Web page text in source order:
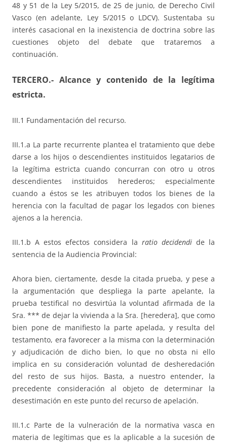
48 y 51 de la Ley 5/2015, de 25 de junio, de Derecho Civil
Vasco (en adelante, Ley 5/2015 o LDCV). Sustentaba su
interés casacional en la inexistencia de doctrina sobre las
cuestiones objeto del debate que trataremos a
continuación.
TERCERO.- Alcance y contenido de la legítima
estricta.
III.1 Fundamentación del recurso.
III.1.a La parte recurrente plantea el tratamiento que debe
darse a los hijos o descendientes instituidos legatarios de
la legítima estricta cuando concurran con otro u otros
descendientes instituidos herederos; especialmente
cuando a éstos se les atribuyen todos los bienes de la
herencia con la facultad de pagar los legados con bienes
ajenos a la herencia.
III.1.b A estos efectos considera la ratio decidendide la
sentencia de la Audiencia Provincial:
Ahora bien, ciertamente, desde la citada prueba, y pese a
la argumentación que despliega la parte apelante, la
prueba testifical no desvirtúa la voluntad afirmada de la
Sra. *** de dejar la vivienda a la Sra. [heredera], que como
bien pone de manifiesto la parte apelada, y resulta del
testamento, era favorecer a la misma con la determinación
y adjudicación de dicho bien, lo que no obsta ni ello
implica en su consideración voluntad de desheredación
del resto de sus hijos. Basta, a nuestro entender, la
precedente consideración al objeto de determinar la
desestimación en este punto del recurso de apelación.
III.1.c Parte de la vulneración de la normativa vasca en
materia de legítimas que es la aplicable a la sucesión de